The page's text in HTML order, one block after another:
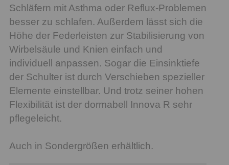
Schläfern mit Asthma oder Reflux-Problemen
besser zu schlafen. Außerdem lässt sich die
Höhe der Federleisten zur Stabilisierung von
Wirbelsäule und Knien einfach und
individuell anpassen. Sogar die Einsinktiefe
der Schulter ist durch Verschieben spezieller
Elemente einstellbar. Und trotz seiner hohen
Flexibilität ist der dormabell Innova R sehr
pflegeleicht.
Auch in Sondergrößen erhältlich.